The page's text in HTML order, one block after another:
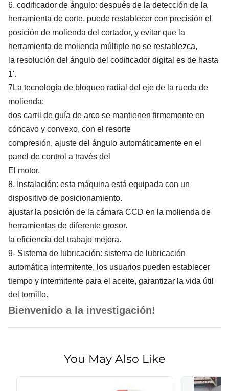
6. codificador de ángulo: después de la detección de la
herramienta de corte, puede restablecer con precisión el
posición de molienda del cortador, y evitar que la
herramienta de molienda múltiple no se restablezca,
la resolución del ángulo del codificador digital es de hasta
1'.
7La tecnología de bloqueo radial del eje de la rueda de
molienda:
dos carril de guía de arco se mantienen firmemente en
cóncavo y convexo, con el resorte
compresión, ajuste del ángulo automáticamente en el
panel de control a través del
El motor.
8. Instalación: esta máquina está equipada con un
dispositivo de posicionamiento.
ajustar la posición de la cámara CCD en la molienda de
herramientas de diferente grosor.
la eficiencia del trabajo mejora.
9- Sistema de lubricación: sistema de lubricación
automática intermitente, los usuarios pueden establecer
tiempo y intermitente para el aceite, garantizar la vida útil
del tornillo.
Bienvenido a la investigación!
You May Also Like